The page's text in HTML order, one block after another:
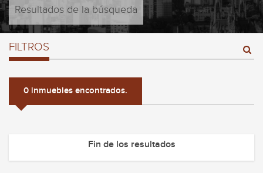
Resultados de la búsqueda
FILTROS
0 inmuebles encontrados.
Fin de los resultados